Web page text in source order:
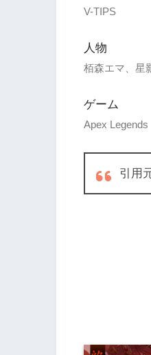
V-TIPS
人物
栢森エマ、星
ゲーム
Apex Legends
引用